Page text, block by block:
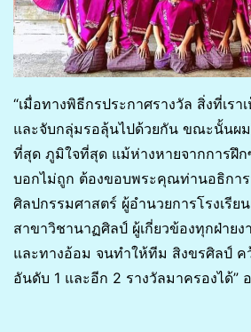
“เมื่อทางพิธีกรประกาศรางวัล สิ่งที่เร
และจับกลุ่มรอลุ้นไปด้วยกัน ขณะนั้นผม
ที่สุด ภูมิใจที่สุด แม้ห่างหายจากการฝึ
บอกไม่ถูก ต้องขอบพระคุณท่านอธิก
ศิลปกรรมศาสตร์ ผู้อำนวยการโรงเรีย
สาขาวิชานาฏศิลป์ ผู้เกี่ยวข้องทุกฝ่ายง
และทางอ้อม จนทำให้ทีม สิงขรศิลป์ ค
อันดับ 1 และอีก 2 รางวัลมาครองได้”